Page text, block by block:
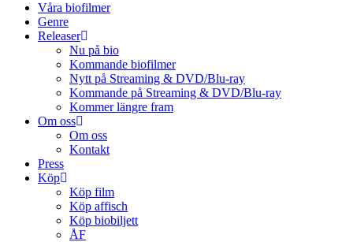
Våra biofilmer
Genre
Releaser
Nu på bio
Kommande biofilmer
Nytt på Streaming & DVD/Blu-ray
Kommande på Streaming & DVD/Blu-ray
Kommer längre fram
Om oss
Om oss
Kontakt
Press
Köp
Köp film
Köp affisch
Köp biobiljett
ÅF